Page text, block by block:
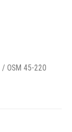
/ OSM 45-220